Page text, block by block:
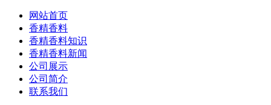
网站首页
香精香料
香精香料知识
香精香料新闻
公司展示
公司简介
联系我们